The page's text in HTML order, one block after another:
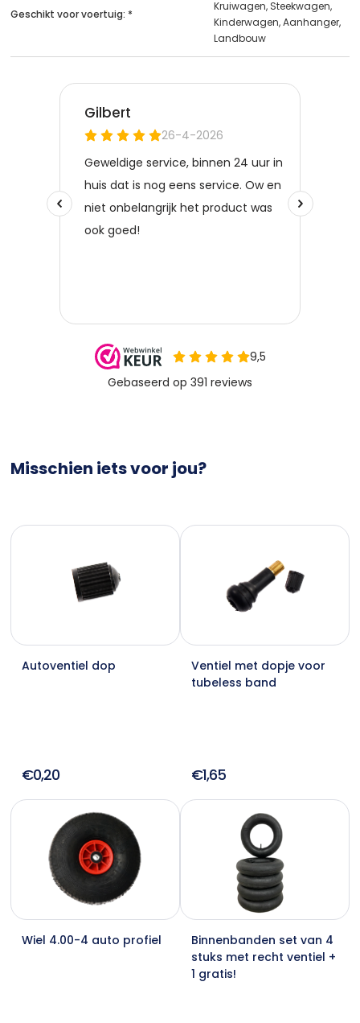
Geschikt voor voertuig: *
Kruiwagen, Steekwagen,
Kinderwagen, Aanhanger,
Landbouw
Misschien iets voor jou?
Autoventiel dop
€0,20
Ventiel met dopje voor
tubeless band
€1,65
Wiel 4.00-4 auto profiel
Binnenbanden set van 4
stuks met recht ventiel +
1 gratis!